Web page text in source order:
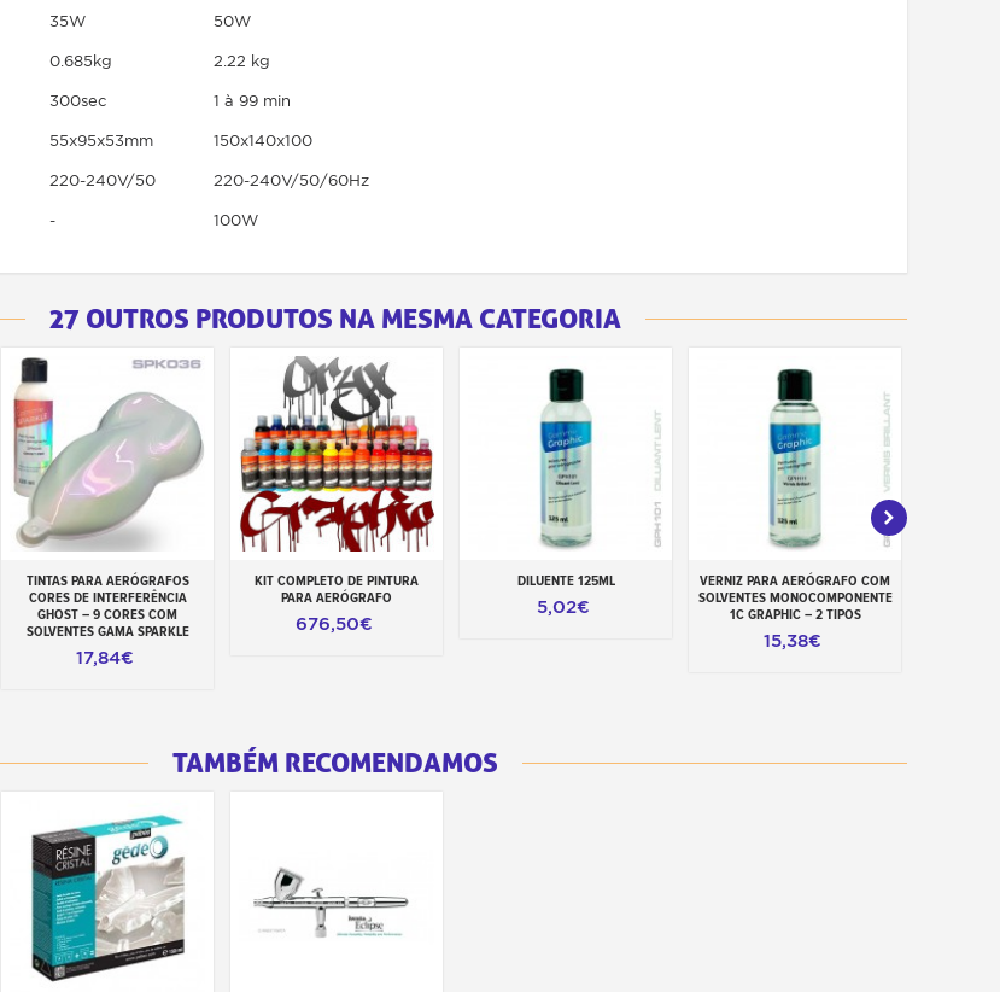
35W 50W
0.685kg 2.22 kg
300sec 1 à 99 min
55x95x53mm 150x140x100
220-240V/50 220-240V/50/60Hz
- 100W
27 OUTROS PRODUTOS NA MESMA CATEGORIA
Adicionar ao carrinho
TINTAS PARA AERÓGRAFOS
CORES DE INTERFERÊNCIA
GHOST – 9 CORES COM
SOLVENTES GAMA SPARKLE
17,84€
Adicionar ao carrinho
KIT COMPLETO DE PINTURA
PARA AERÓGRAFO
676,50€
Adicionar ao carrinho
DILUENTE 125ML
5,02€
Adicionar ao carrinho
VERNIZ PARA AERÓGRAFO COM
SOLVENTES MONOCOMPONENTE
1C GRAPHIC – 2 TIPOS
15,38€
TAMBÉM RECOMENDAMOS